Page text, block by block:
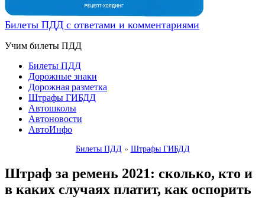
Билеты ПДД с ответами и комментариями
Учим билеты ПДД
Билеты ПДД
Дорожные знаки
Дорожная разметка
Штрафы ГИБДД
Автошколы
Автоновости
АвтоИнфо
Билеты ПДД » Штрафы ГИБДД
Штраф за ремень 2021: сколько, кто и
в каких случаях платит, как оспорить